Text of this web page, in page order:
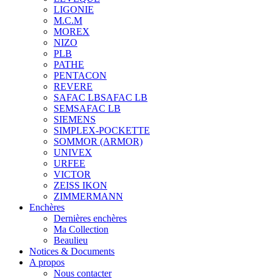
LIGONIE
M.C.M
MOREX
NIZO
PLB
PATHE
PENTACON
REVERE
SAFAC LBSAFAC LB
SEMSAFAC LB
SIEMENS
SIMPLEX-POCKETTE
SOMMOR (ARMOR)
UNIVEX
URFEE
VICTOR
ZEISS IKON
ZIMMERMANN
Enchères
Dernières enchères
Ma Collection
Beaulieu
Notices & Documents
A propos
Nous contacter